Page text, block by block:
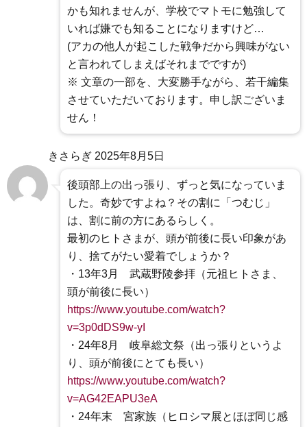
かも知れませんが、学校でマトモに勉強して
いれば嫌でも知ることになりますけど…
(アカの他人が起こした戦争だから興味がない
と言われてしまえばそれまでですが)
※ 文章の一部を、大変勝手ながら、若干編集
させていただいております。申し訳ございま
せん！
きさらぎ 2025年8月5日
後頭部上の出っ張り、ずっと気になっていま
した。奇妙ですよね？その割に「つむじ」
は、割に前の方にあるらしく。
最初のヒトさまが、頭が前後に長い印象があ
り、捨てがたい愛着でしょうか？
・13年3月 武蔵野陵参拝（元祖ヒトさま、
頭が前後に長い）
https://www.youtube.com/watch?
v=3p0dDS9w-yI
・24年8月 岐阜総文祭（出っ張りというよ
り、頭が前後にとても長い）
https://www.youtube.com/watch?
v=AG42EAPU3eA
・24年末 宮家族（ヒロシマ展とほぼ同じ感